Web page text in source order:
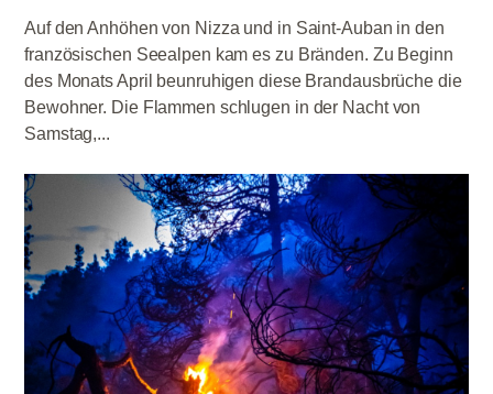
Auf den Anhöhen von Nizza und in Saint-Auban in den
französischen Seealpen kam es zu Bränden. Zu Beginn
des Monats April beunruhigen diese Brandausbrüche die
Bewohner. Die Flammen schlugen in der Nacht von
Samstag,...